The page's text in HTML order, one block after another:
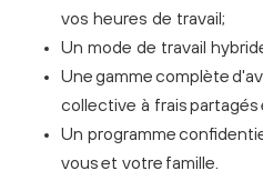
vos heures de travail;
Un mode de travail
Une gamme complète
collective à frais partagés
Un programme
vous et votre famille.